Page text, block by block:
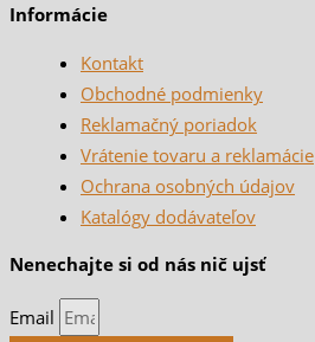
Informácie
Kontakt
Obchodné podmienky
Reklamačný poriadok
Vrátenie tovaru a reklamácie
Ochrana osobných údajov
Katalógy dodávateľov
Nenechajte si od nás nič ujsť
Email